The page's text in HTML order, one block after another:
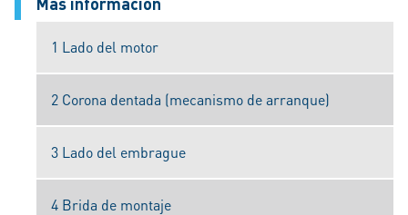
1 Lado del motor
2 Corona dentada (mecanismo de arranque)
3 Lado del embrague
4 Brida de montaje